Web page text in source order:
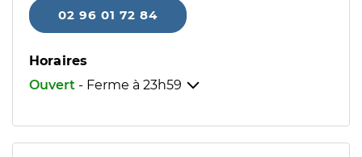
02 96 01 72 84
Horaires
Ouvert - Ferme à 23h59